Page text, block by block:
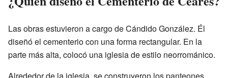
Las obras estuvieron a cargo de Cándido González. Él
diseñó el cementerio con una forma rectangular. En la
parte más alta, colocó una iglesia de estilo neorrománico.